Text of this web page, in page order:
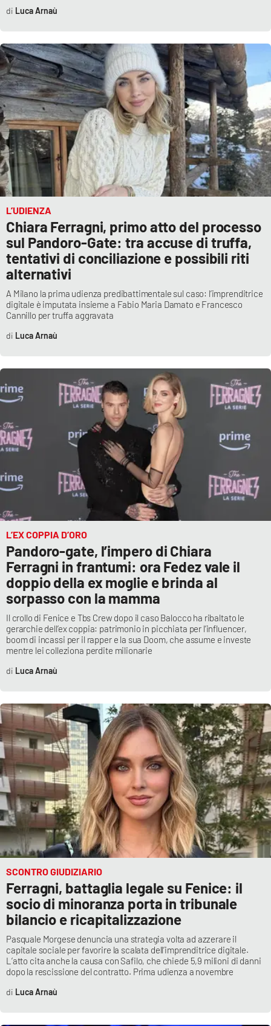
Luca Arnaù
L’UDIENZA
Chiara Ferragni, primo atto del processo
sul Pandoro-Gate: tra accuse di truffa,
tentativi di conciliazione e possibili riti
alternativi
A Milano la prima udienza predibattimentale sul caso: l’imprenditrice
digitale è imputata insieme a Fabio Maria Damato e Francesco
Cannillo per truffa aggravata
Luca Arnaù
L’EX COPPIA D’ORO
Pandoro-gate, l’impero di Chiara
Ferragni in frantumi: ora Fedez vale il
doppio della ex moglie e brinda al
sorpasso con la mamma
Il crollo di Fenice e Tbs Crew dopo il caso Balocco ha ribaltato le
gerarchie dell’ex coppia: patrimonio in picchiata per l’influencer,
boom di incassi per il rapper e la sua Doom, che assume e investe
mentre lei colleziona perdite milionarie
Luca Arnaù
SCONTRO GIUDIZIARIO
Ferragni, battaglia legale su Fenice: il
socio di minoranza porta in tribunale
bilancio e ricapitalizzazione
Pasquale Morgese denuncia una strategia volta ad azzerare il
capitale sociale per favorire la scalata dell’imprenditrice digitale.
L’atto cita anche la causa con Safilo, che chiede 5,9 milioni di danni
dopo la rescissione del contratto. Prima udienza a novembre
Luca Arnaù